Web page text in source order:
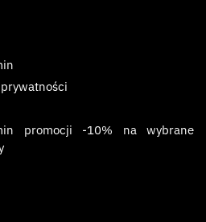
promocji -10% na wybrane